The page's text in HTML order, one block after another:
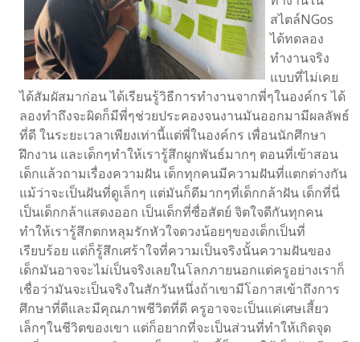
สไตล์NGos
ได้ทดลอง
ทำงานจริง
แบบที่ไม่เคย
ได้สัมผัสมาก่อน ได้เรียนรู้วิธีการทำงานจากพี่ๆในองค์กร ได้
ลองทำถึงจะผิดก็มีพี่ๆช่วยประคองจนงานมันออกมามีผลลัพธ์
ที่ดี ในระยะเวลาเพียงเท่านี้แต่พี่ในองค์กร เพื่อนนักศึกษา
ฝึกงาน และเด็กๆทำให้เรารู้สึกผูกพันธ์มากๆ ตอนที่เข้าสอน
เด็กแล้วถามเรื่องความฝัน เด็กทุกคนมีความฝันที่แตกต่างกัน
แม้ว่าจะเป็นฝันที่ดูเล็กๆ แต่มันก็ดีมากๆที่เด็กกล้าฝัน เด็กที่นี่
เป็นเด็กกล้าแสดงออก เป็นเด็กที่ซื่อสัตย์ จิตใจดีกันทุกคน
ทำให้เรารู้สึกตกหลุมรักหัวใจดวงน้อยๆของเด็กเป็นที่
เรียบร้อย แต่ก็รู้สึกเศร้าใจที่ความเป็นจริงนั้นความฝันของ
เด็กมันอาจจะไม่เป็นจริงเลยในโลกภายนอกแต่ครูอย่างเราก็
เชื่อว่ามันจะเป็นจริงในสักวันหนึ่งถ้าเขามีโอกาสเข้าถึงการ
ศึกษาที่ดีและมีคุณภาพชีวิตที่ดี ครูอาจจะเป็นแค่เศษเสี้ยว
เล็กๆในชีวิตของเขา แต่ก็อยากที่จะเป็นส่วนที่ทำให้เกิดจุด